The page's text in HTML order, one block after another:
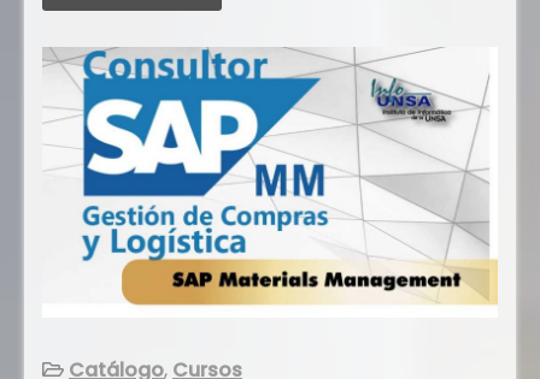
Catálogo, Cursos